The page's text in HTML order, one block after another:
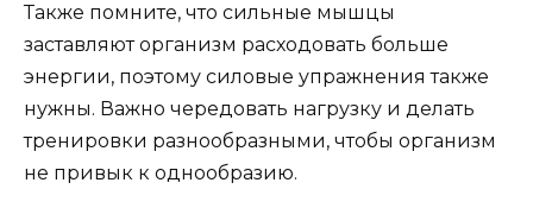
Также помните, что сильные мышцы
заставляют организм расходовать больше
энергии, поэтому силовые упражнения также
нужны. Важно чередовать нагрузку и делать
тренировки разнообразными, чтобы организм
не привык к однообразию.